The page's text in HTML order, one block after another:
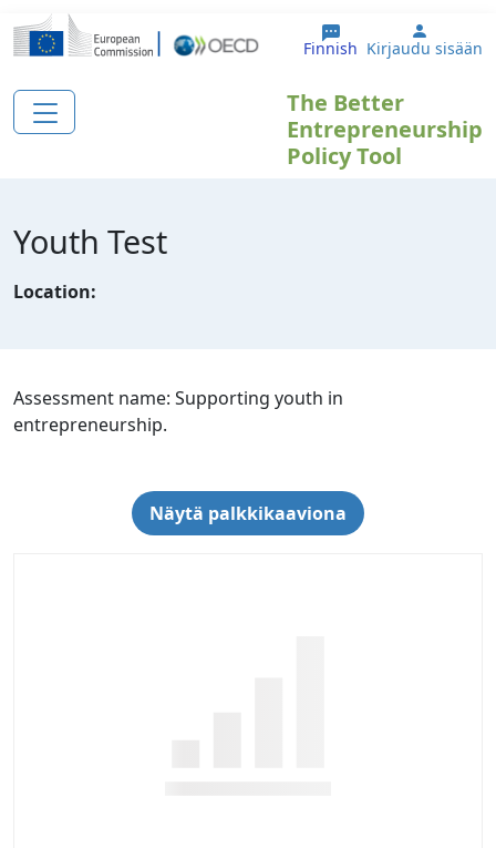
Hyppää pääsisältöön
Finnish User
Kirjaudu sisään
The Better
Entrepreneurship
Policy Tool
Youth Test
Location:
Assessment name: Supporting youth in
entrepreneurship.
Näytä palkkikaaviona